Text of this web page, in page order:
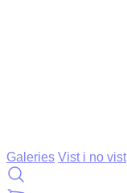
Galeries Vist i no vist